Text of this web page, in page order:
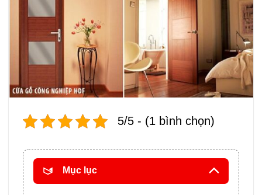
5/5 - (1 bình chọn)
Mục lục